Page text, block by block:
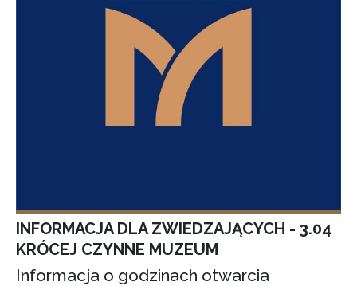
INFORMACJA DLA ZWIEDZAJĄCYCH - 3.04
KRÓCEJ CZYNNE MUZEUM
Informacja o godzinach otwarcia